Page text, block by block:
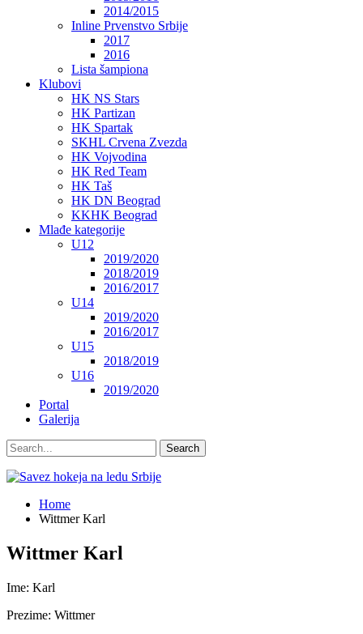
2014/2015
Inline Prvenstvo Srbije
2017
2016
Lista šampiona
Klubovi
HK NS Stars
HK Partizan
HK Spartak
SKHL Crvena Zvezda
HK Vojvodina
HK Red Team
HK Taš
HK DN Beograd
KKHK Beograd
Mlađe kategorije
U12
2019/2020
2018/2019
2016/2017
U14
2019/2020
2016/2017
U15
2018/2019
U16
2019/2020
Portal
Galerija
Home
Wittmer Karl
Wittmer Karl
Ime: Karl
Prezime: Wittmer